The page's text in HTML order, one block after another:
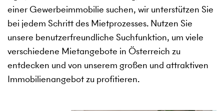
einer Gewerbeimmobilie suchen, wir unterstützen Sie
bei jedem Schritt des Mietprozesses. Nutzen Sie
unsere benutzerfreundliche Suchfunktion, um viele
verschiedene Mietangebote in Österreich zu
entdecken und von unserem großen und attraktiven
Immobilienangebot zu profitieren.